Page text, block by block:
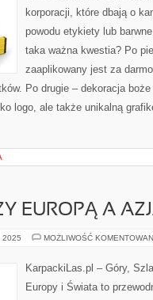
korporacji, które dbają o
powodu etykiety lub
taka ważna kwestia? Po
zaaplikowany jest za
Po drugie – dekoracja
logo, ale także unikalną
EUROPĄ A
2025 MOŻLIWOŚĆ
KarpackiLas.pl – Góry,
Europy i Świata to